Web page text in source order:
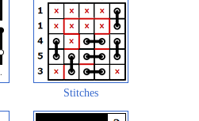
Stitches